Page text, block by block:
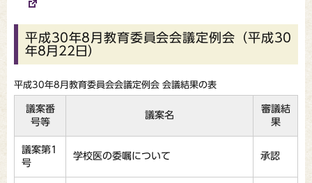
平成30年8月教育委員会会議定例会（平成30
年8月22日）
平成30年8月教育委員会会議定例会 会議結果の表
議案番
号等
議案名
審議結
果
議案第1
号
学校医の委嘱について 承認